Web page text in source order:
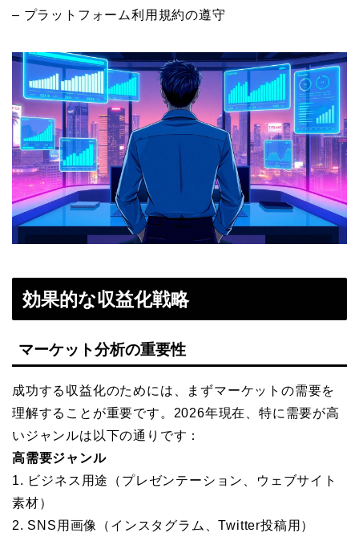
– プラットフォーム利用規約の遵守
効果的な収益化戦略
マーケット分析の重要性
成功する収益化のためには、まずマーケットの需要を
理解することが重要です。2026年現在、特に需要が高
いジャンルは以下の通りです：
高需要ジャンル
1. ビジネス用途（プレゼンテーション、ウェブサイト
素材）
2. SNS用画像（インスタグラム、Twitter投稿用）